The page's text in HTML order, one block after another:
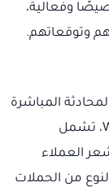
وفعالية،
وتوقعاتهم.
المباشرة
في إطلاق حملات ترويجية مبتكرة عبر WhatsApp، تشمل
العملاء
من الحملات